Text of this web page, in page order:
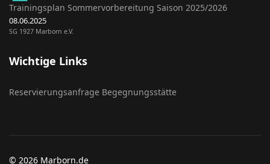
Trainingsplan Sommervorbereitung Saison 2025/2026
08.06.2025
SG 1927 Marborn e.V.
Wichtige Links
Reservierungsanfrage Begegnungsstätte
© 2026 Marborn.de